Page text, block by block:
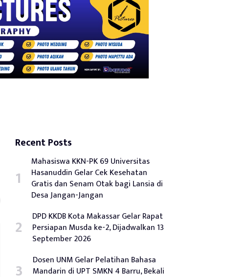
Recent Posts
Mahasiswa KKN-PK 69 Universitas
Hasanuddin Gelar Cek Kesehatan
Gratis dan Senam Otak bagi Lansia di
Desa Jangan-Jangan
DPD KKDB Kota Makassar Gelar Rapat
Persiapan Musda ke-2, Dijadwalkan 13
September 2026
Dosen UNM Gelar Pelatihan Bahasa
Mandarin di UPT SMKN 4 Barru, Bekali